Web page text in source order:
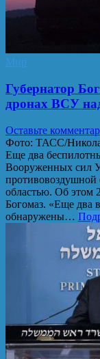
Мир
Губернатор
дронах ВСУ
Оставьте
Фото: ТАСС/
Еще два
Вооруженных сил
противовоздушной
областью. Об этом
Богомаз. «Еще два
обнаружены…